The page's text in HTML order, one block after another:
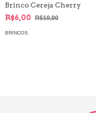
Brinco Cereja Cherry
R$6,00
R$10,00
BRINCOS